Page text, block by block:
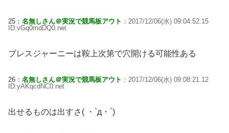
25： 名無しさん＠実況で競馬板アウト ：2017/12/06(水) 09:04:52.15
ID:vGq0mdDQ0.net
ブレスジャーニーは鞍上次第で穴開ける可能性ある
26： 名無しさん＠実況で競馬板アウト ：2017/12/06(水) 09:08:21.12
ID:yAKqcdNC0.net
出せるものは出すさ( ・`д・´)